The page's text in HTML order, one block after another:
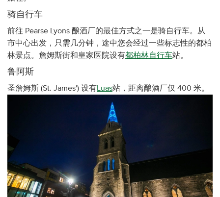
骑自行车
前往 Pearse Lyons 酿酒厂的最佳方式之一是骑自行车。从
市中心出发，只需几分钟，途中您会经过一些标志性的都柏
林景点。詹姆斯街和皇家医院设有都柏林自行车站。
鲁阿斯
圣詹姆斯 (St. James') 设有Luas站，距离酿酒厂仅 400 米。